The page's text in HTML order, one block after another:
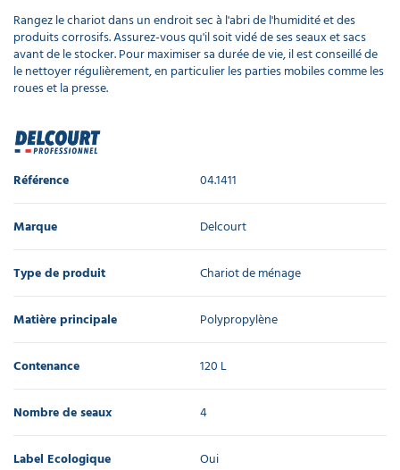
Rangez le chariot dans un endroit sec à l'abri de l'humidité et des
produits corrosifs. Assurez-vous qu'il soit vidé de ses seaux et sacs
avant de le stocker. Pour maximiser sa durée de vie, il est conseillé de
le nettoyer régulièrement, en particulier les parties mobiles comme les
roues et la presse.
Référence 04.1411
Marque Delcourt
Type de produit Chariot de ménage
Matière principale Polypropylène
Contenance 120 L
Nombre de seaux 4
Label Ecologique Oui